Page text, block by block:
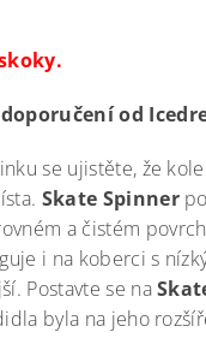
od
se ujistěte, že
Skate Spinner
a čistém
i na koberci s
Postavte se na
byla na jeho